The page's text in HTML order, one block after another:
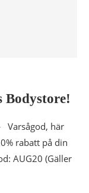
Bodystore!
Varsågod, här
rabatt på din
AUG20 (Gäller